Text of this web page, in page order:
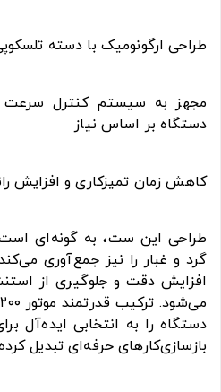
طراحی ارگونومیک با دسته
مجهز به سیستم کنترل سرعت
دستگاه بر اساس نیاز
کاهش زمان تمیزکاری و افزایش
طراحی این ست، به گونه‌ای است
گرد و غبار را نیز جمع‌آوری
افزایش دقت و جلوگیری از
دستگاه را به انتخابی ایده‌آل
بازسازی‌کارهای حرفه‌ای تبدیل